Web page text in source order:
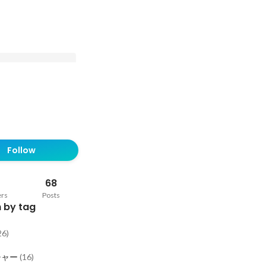
プのベンチャーを
Follow
68
Posts
by tag
)
ー (16)